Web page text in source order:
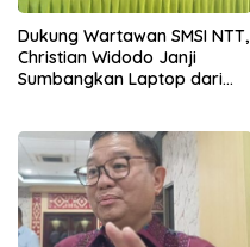
Dukung Wartawan SMSI NTT,
Christian Widodo Janji
Sumbangkan Laptop dari